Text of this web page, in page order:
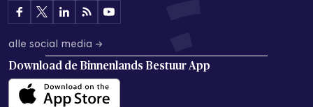
alle social media →
Download de Binnenlands Bestuur App